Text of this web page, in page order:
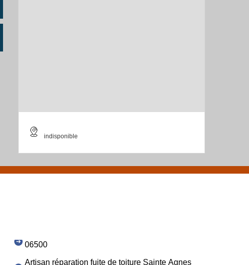
indisponible
06500
Artisan réparation fuite de toiture Sainte Agnes